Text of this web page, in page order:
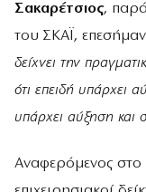
Σακαρέτσιος,
του ΣΚΑΪ,
δείχνει την
ότι επειδή υπάρχει
υπάρχει αύξηση και
Αναφερόμενος στο